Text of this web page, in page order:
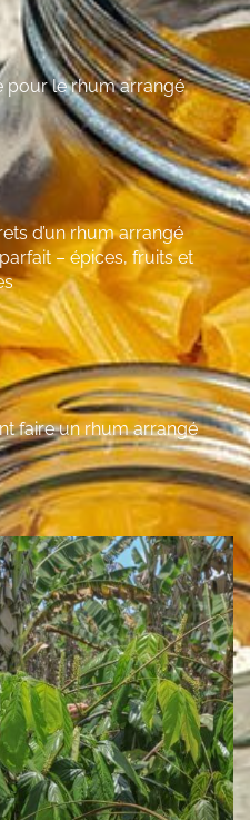
pour le rhum arrangé
d’un rhum arrangé
– épices, fruits et
faire un rhum arrangé